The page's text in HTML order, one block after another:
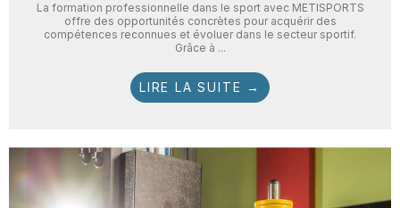
La formation professionnelle dans le sport avec METISPORTS
offre des opportunités concrètes pour acquérir des
compétences reconnues et évoluer dans le secteur sportif.
Grâce à ...
LIRE LA SUITE →